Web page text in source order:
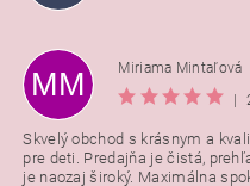
Vložením hodnotenie
MM
Miriama Mintaľová
Skvelý obchod s krásnym a
pre deti. Predajňa je čistá,
je naozaj široký. Maximálna